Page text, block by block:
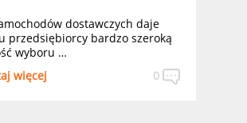
dostawczych daje
przedsiębiorcy bardzo szeroką
wyboru …
0
więcej